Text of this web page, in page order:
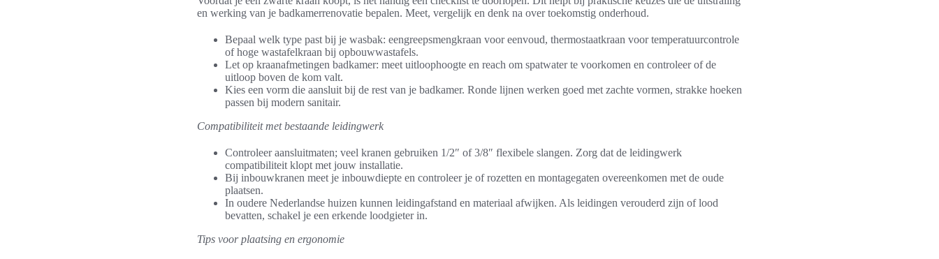
en werking van je badkamerrenovatie bepalen. Meet, vergelijk en denk na over toekomstig onderhoud.
Bepaal welk type past bij je wasbak: eengreepsmengkraan voor eenvoud, thermostaatkraan voor temperatuurcontrole
of hoge wastafelkraan bij opbouwwastafels.
Let op kraanafmetingen badkamer: meet uitloophoogte en reach om spatwater te voorkomen en controleer of de
uitloop boven de kom valt.
Kies een vorm die aansluit bij de rest van je badkamer. Ronde lijnen werken goed met zachte vormen, strakke hoeken
passen bij modern sanitair.
Compatibiliteit met bestaande leidingwerk
Controleer aansluitmaten; veel kranen gebruiken 1/2″ of 3/8″ flexibele slangen. Zorg dat de leidingwerk
compatibiliteit klopt met jouw installatie.
Bij inbouwkranen meet je inbouwdiepte en controleer je of rozetten en montagegaten overeenkomen met de oude
plaatsen.
In oudere Nederlandse huizen kunnen leidingafstand en materiaal afwijken. Als leidingen verouderd zijn of lood
bevatten, schakel je een erkende loodgieter in.
Tips voor plaatsing en ergonomie